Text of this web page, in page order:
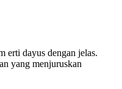
dayus dengan jelas.
yang menjuruskan